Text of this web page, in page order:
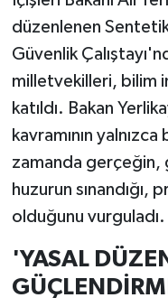
düzenlenen
Güvenlik
milletvekilleri, bilim
katıldı. Bakan
kavramının
zamanda gerçeğin,
huzurun sınandığı,
olduğunu vurguladı.
'YASAL